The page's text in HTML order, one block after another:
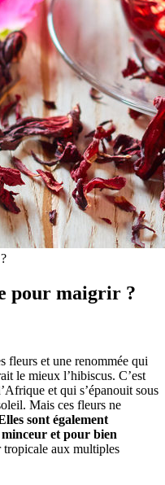
pour maigrir ?
fleurs et une renommée qui
le mieux l’hibiscus. C’est
et qui s’épanouit sous
Mais ces fleurs ne
sont également
et pour bien
aux multiples